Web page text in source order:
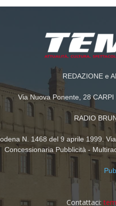
REDAZIONE e
Via Nuova Ponente, 28 CARPI
RADIO
N. 1468 del 9 aprile 1999.
Concessionaria Pubblicità -
Contattaci: